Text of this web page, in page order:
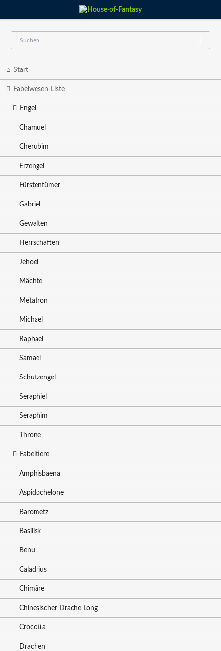
Start
Fabelwesen-Liste
Engel
Chamuel
Cherubim
Erzengel
Fürstentümer
Gabriel
Gewalten
Herrschaften
Jehoel
Mächte
Metatron
Michael
Raphael
Samael
Schutzengel
Seraphiel
Seraphim
Throne
Fabeltiere
Amphisbaena
Aspidochelone
Barometz
Basilisk
Benu
Caladrius
Chimäre
Chinesischer Drache Long
Crocotta
Drachen